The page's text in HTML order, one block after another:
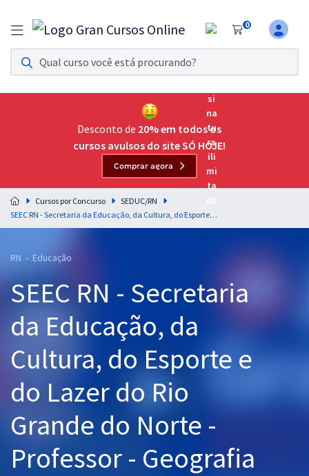
0
Assinatura Ilimitada 11
Acesso a todos os cursos. Teste grátis por 7 dias!
Assinatura OAB Até Passar
Acesso ilimitado a toda preparação para o Exame da
Residências Multiprofissionais
Preparação completa e intensiva para as principais
residências em saúde do Brasil
Cursos 20% OFF
Pós
Graduação
OAB
Questões grátis
Desconto de 20% em todos os
cursos avulsos do site SÓ HOJE!
Comprar agora
Cursos por Concurso
SEDUC/RN
SEEC RN - Secretaria da Educação, da Cultura, do Esporte e do Lazer do Rio Grande do Norte - Professor - Geografia
RN - Educação
SEEC RN - Secretaria
da Educação, da
Cultura, do Esporte e
do Lazer do Rio
Grande do Norte -
Professor - Geografia